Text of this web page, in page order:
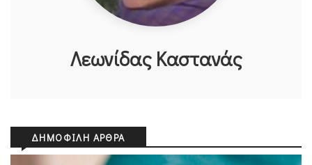
Λεωνίδας Καστανάς
ΔΗΜΟΦΙΛΉ ΆΡΘΡΑ